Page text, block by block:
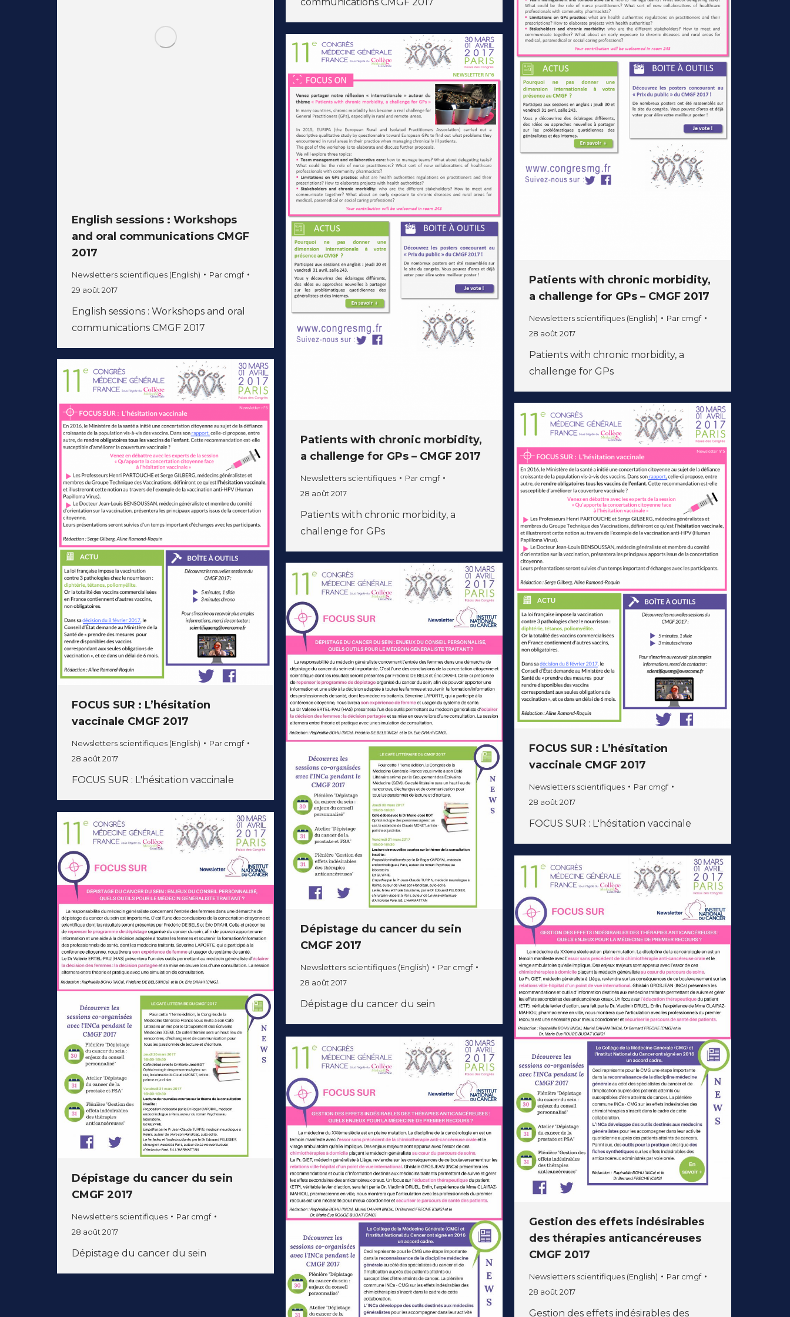
English sessions : Workshops
and oral communications CMGF
2017
Newsletters scientifiques (English) Par cmgf
29 août 2017
English sessions : Workshops and oral
communications CMGF 2017
Patients with chronic morbidity,
a challenge for GPs – CMGF 2017
Newsletters scientifiques (English) Par cmgf
28 août 2017
Patients with chronic morbidity, a
challenge for GPs
Patients with chronic morbidity,
a challenge for GPs – CMGF 2017
Newsletters scientifiques Par cmgf
28 août 2017
Patients with chronic morbidity, a
challenge for GPs
FOCUS SUR : L’hésitation
vaccinale CMGF 2017
Newsletters scientifiques (English) Par cmgf
28 août 2017
FOCUS SUR : L'hésitation vaccinale
FOCUS SUR : L’hésitation
vaccinale CMGF 2017
Newsletters scientifiques Par cmgf
28 août 2017
FOCUS SUR : L'hésitation vaccinale
Dépistage du cancer du sein
CMGF 2017
Newsletters scientifiques (English) Par cmgf
28 août 2017
Dépistage du cancer du sein
Dépistage du cancer du sein
CMGF 2017
Newsletters scientifiques Par cmgf
28 août 2017
Dépistage du cancer du sein
Gestion des effets indésirables
des thérapies anticancéreuses
CMGF 2017
Newsletters scientifiques (English) Par cmgf
28 août 2017
Gestion des effets indésirables des